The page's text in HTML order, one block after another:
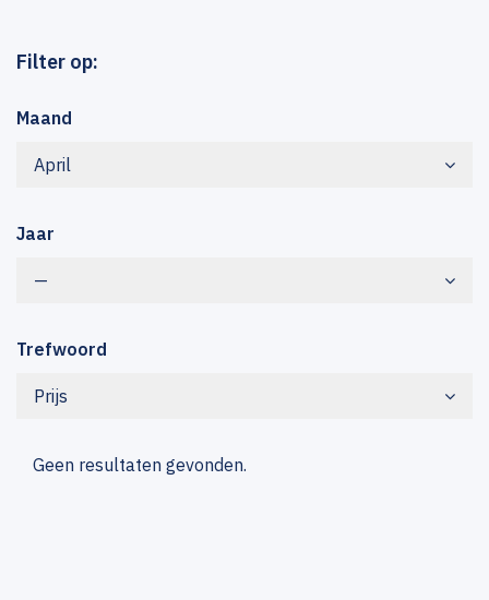
Filter op:
Maand
April
Jaar
—
Trefwoord
Prijs
Geen resultaten gevonden.